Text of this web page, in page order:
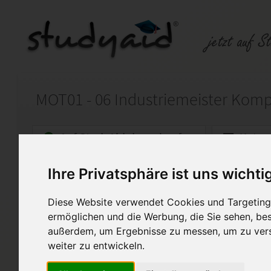
Ihre Privatsphäre ist uns
Diese Website verwendet Cookies und
ermöglichen und die Werbung, die Sie sehen,
außerdem, um Ergebnisse zu messen, um zu
weiter zu entwickeln.
MOT01 - 06 Industriemeister
Auf StudyAid.de verkaufen
Startseite Technik und Informatik
MOT01-06
MOT01 - 06